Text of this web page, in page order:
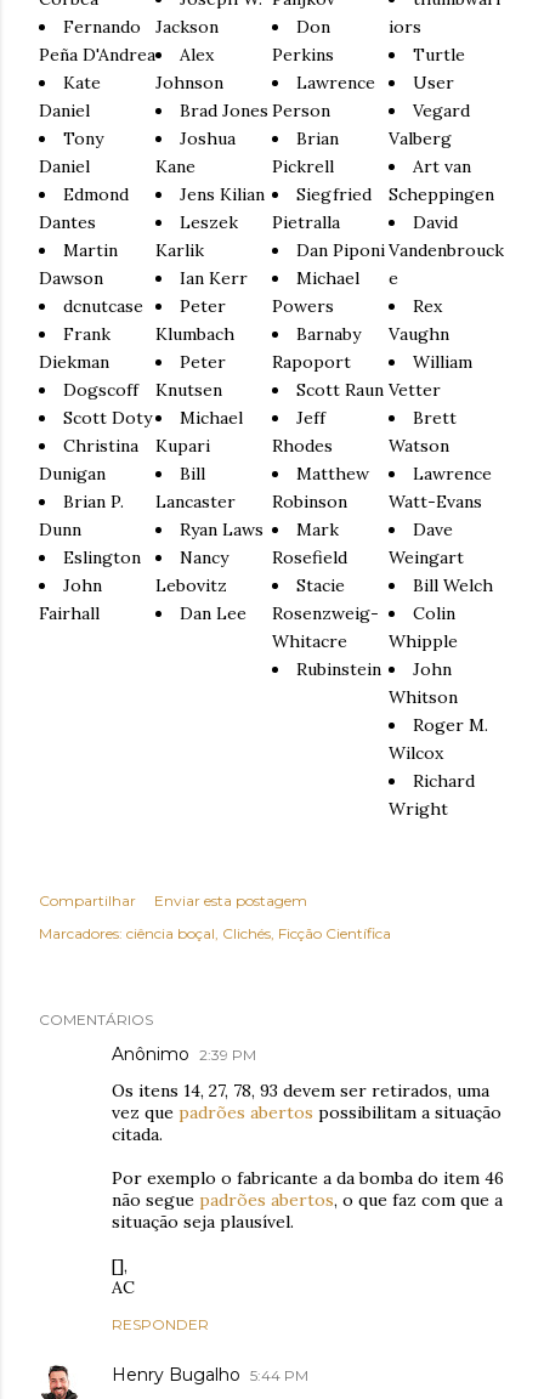
Fernando
Peña D'Andrea
Kate
Daniel
Tony
Daniel
Edmond
Dantes
Martin
Dawson
dcnutcase
Frank
Diekman
Dogscoff
Scott Doty
Christina
Dunigan
Brian P.
Dunn
Eslington
John
Fairhall
Jackson
Alex
Johnson
Brad Jones
Joshua
Kane
Jens Kilian
Leszek
Karlik
Ian Kerr
Peter
Klumbach
Peter
Knutsen
Michael
Kupari
Bill
Lancaster
Ryan Laws
Nancy
Lebovitz
Dan Lee
Don
Perkins
Lawrence
Person
Brian
Pickrell
Siegfried
Pietralla
Dan Piponi
Michael
Powers
Barnaby
Rapoport
Scott Raun
Jeff
Rhodes
Matthew
Robinson
Mark
Rosefield
Stacie
Rosenzweig-
Whitacre
Rubinstein
iors
Turtle
User
Vegard
Valberg
Art van
Scheppingen
David
Vandenbrouck
e
Rex
Vaughn
William
Vetter
Brett
Watson
Lawrence
Watt-Evans
Dave
Weingart
Bill Welch
Colin
Whipple
John
Whitson
Roger M.
Wilcox
Richard
Wright
Compartilhar
Enviar esta postagem
Marcadores: ciência boçal Clichés Ficção Científica
COMENTÁRIOS
Anônimo 2:39 PM
Os itens 14, 27, 78, 93 devem ser retirados, uma
vez que padrões abertos possibilitam a situação
citada.
Por exemplo o fabricante a da bomba do item 46
não segue padrões abertos, o que faz com que a
situação seja plausível.
[],
AC
RESPONDER
Henry Bugalho 5:44 PM